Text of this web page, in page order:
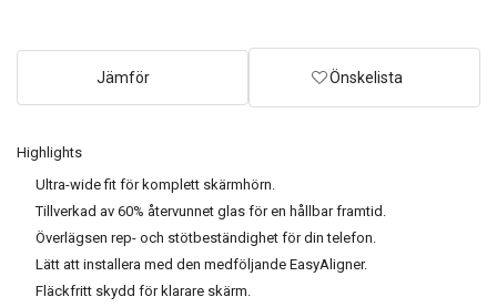
Highlights
Ultra-wide fit för komplett skärmhörn.
Tillverkad av 60% återvunnet glas för en hållbar framtid.
Överlägsen rep- och stötbeständighet för din telefon.
Lätt att installera med den medföljande EasyAligner.
Fläckfritt skydd för klarare skärm.
Jämför Önskelista